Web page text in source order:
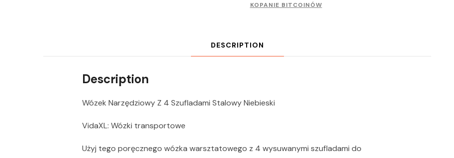
KOPANIE BITCOINÓW
DESCRIPTION
Description
Wózek Narzędziowy Z 4 Szufladami Stalowy Niebieski
VidaXL: Wózki transportowe
Użyj tego poręcznego wózka warsztatowego z 4 wysuwanymi szufladami do